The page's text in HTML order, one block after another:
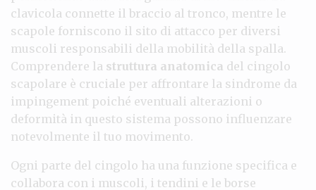
clavicola connette il braccio al tronco, mentre le
scapole forniscono il sito di attacco per diversi
muscoli responsabili della mobilità della spalla.
Comprendere la struttura anatomica del cingolo
scapolare è cruciale per affrontare la sindrome da
impingement poiché eventuali alterazioni o
deformità in questo sistema possono influenzare
notevolmente il tuo movimento.
Ogni parte del cingolo ha una funzione specifica e
collabora con i muscoli, i tendini e le borse